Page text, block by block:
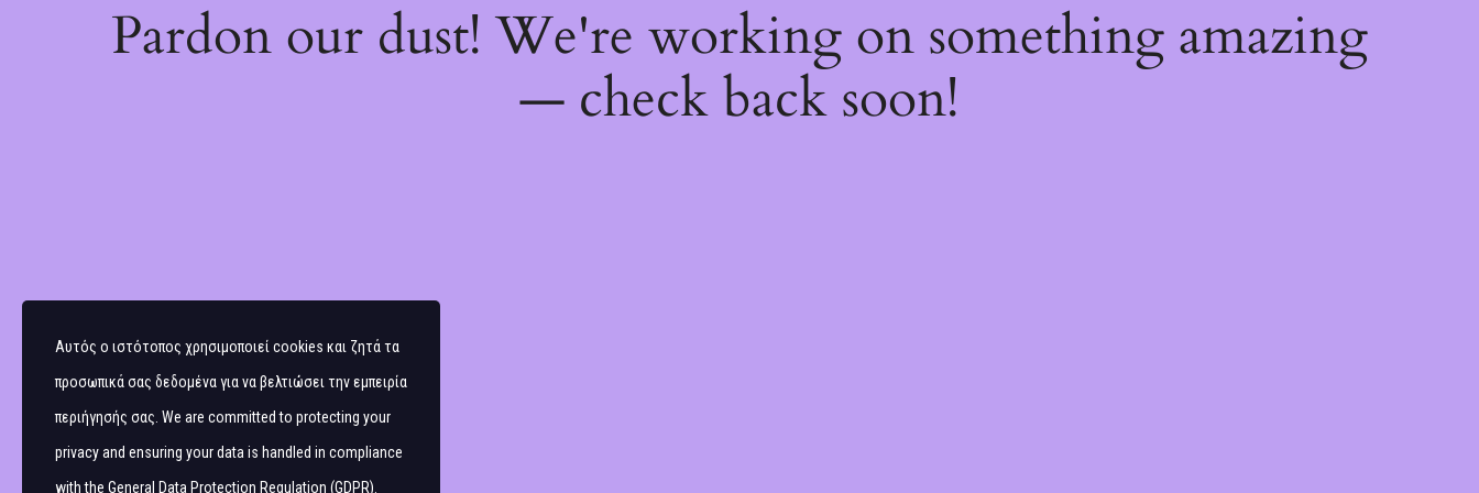
Pardon our dust! We're working on something amazing
— check back soon!
Αυτός ο ιστότοπος χρησιμοποιεί cookies και ζητά τα
προσωπικά σας δεδομένα για να βελτιώσει την εμπειρία
περιήγησής σας. We are committed to protecting your
privacy and ensuring your data is handled in compliance
with the General Data Protection Regulation (GDPR)